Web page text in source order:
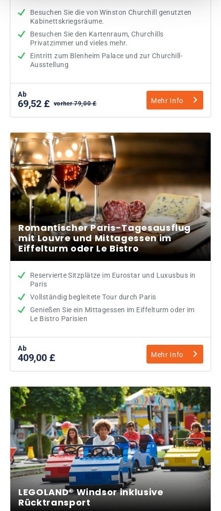
Besuchen Sie die von Winston Churchill genutzten
Kabinettskriegsräume.
Besuchen Sie den Kartenraum, Churchills
Privatzimmer und vieles mehr.
Eintritt zum Blenheim Palace und zur Churchill-
Ausstellung
Ab
69,52 £ vorher 79,00 £ Mehr Info
Romantischer Paris-Tagesausflug
mit Louvre und Mittagessen im
Eiffelturm oder Le Bistro
Reservierte Sitzplätze im Eurostar und Luxusbus in
Paris
Vollständig begleitete Tour durch Paris
Genießen Sie ein Mittagessen im Eiffelturm oder im
Le Bistro Parisien
Ab
409,00 £ Mehr Info
LEGOLAND® Windsor inklusive
Rücktransport